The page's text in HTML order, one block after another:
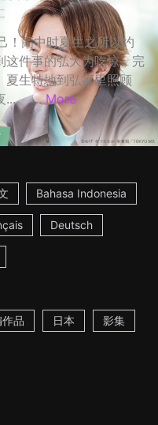
！高中时夏生之所以约
这件事的弘大为吃惊，完
夏生特地到弘家里照顾
...。 ... More
Bahasa Indonesia
Deutsch
品 日本 影集